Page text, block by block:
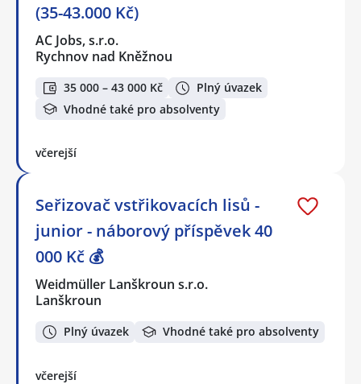
(35-43.000 Kč)
AC Jobs, s.r.o.
Rychnov nad Kněžnou
35 000 – 43 000 Kč
Plný úvazek
Vhodné také pro absolventy
včerejší
Seřizovač vstřikovacích lisů -
junior - náborový příspěvek 40
000 Kč 💰
Weidmüller Lanškroun s.r.o.
Lanškroun
Plný úvazek Vhodné také pro absolventy
včerejší